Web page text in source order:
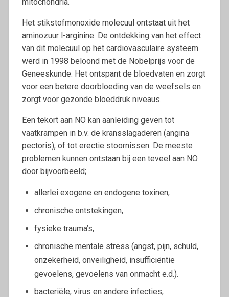
Het stikstofmonoxide molecuul ontstaat uit het
aminozuur l-arginine. De ontdekking van het effect
van dit molecuul op het cardiovasculaire systeem
werd in 1998 beloond met de Nobelprijs voor de
Geneeskunde. Het ontspant de bloedvaten en zorgt
voor een betere doorbloeding van de weefsels en
zorgt voor gezonde bloeddruk niveaus.
Een tekort aan NO kan aanleiding geven tot
vaatkrampen in b.v. de kransslagaderen (angina
pectoris), of tot erectie stoornissen. De meeste
problemen kunnen ontstaan bij een teveel aan NO
door bijvoorbeeld;
allerlei exogene en endogene toxinen,
chronische ontstekingen,
fysieke trauma’s,
chronische mentale stress (angst, pijn, schuld,
onzekerheid, onveiligheid, insufficiëntie
gevoelens, gevoelens van onmacht e.d.).
bacteriële, virus en andere infecties,